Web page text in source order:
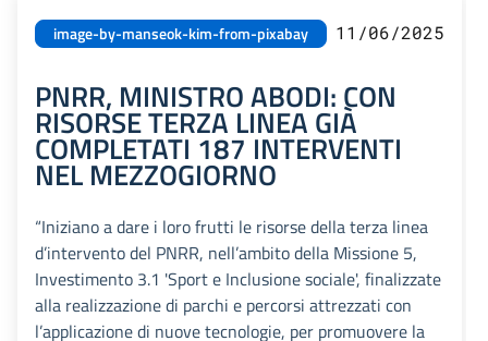
image-by-manseok-kim-from-pixabay 11/06/2025
PNRR, MINISTRO ABODI: CON
RISORSE TERZA LINEA GIÀ
COMPLETATI 187 INTERVENTI
NEL MEZZOGIORNO
“Iniziano a dare i loro frutti le risorse della terza linea
d’intervento del PNRR, nell’ambito della Missione 5,
Investimento 3.1 'Sport e Inclusione sociale', finalizzate
alla realizzazione di parchi e percorsi attrezzati con
l’applicazione di nuove tecnologie, per promuovere la